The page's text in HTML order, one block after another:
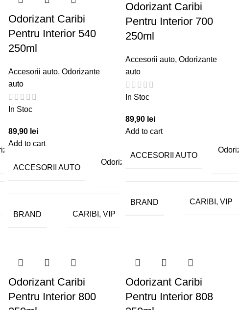
Odorizant Caribi
Pentru Interior 540
250ml
Accesorii auto,Odorizante
auto
In Stoc
89,90 lei
Add to cart
ACCESORII AUTO
Odorizante
BRAND CARIBI, VIP
Odorizant Caribi
Pentru Interior 700
250ml
Accesorii auto,Odorizante
auto
In Stoc
89,90 lei
Add to cart
ACCESORII AUTO
BRAND CARIBI, VIP
Odorizant Caribi
Pentru Interior 800
Odorizant Caribi
Pentru Interior 808